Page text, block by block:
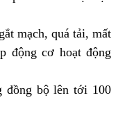
mạch, quá tải, mất
động cơ hoạt động
đồng bộ lên tới 100